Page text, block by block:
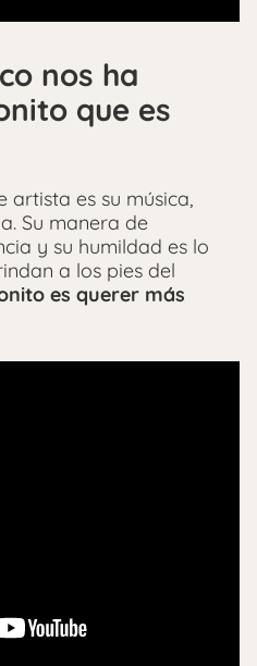
nos ha
que es
artista es su música,
Su manera de
y su humildad es lo
a los pies del
es querer más